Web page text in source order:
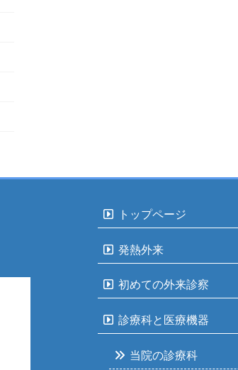
トップページ
発熱外来
初めての外来診察
診療科と医療機器
当院の診療科